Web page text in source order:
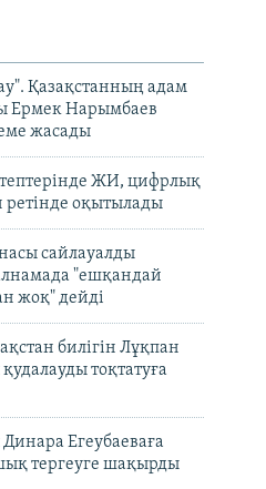
Қазақстанның адам
Ермек Нарымбаев
жасады
ЖИ, цифрлық
ретінде оқытылады
сайлауалды
"ешқандай
жоқ" дейді
билігін Лұқпан
тоқтатуға
Динара Егеубаеваға
тергеуге шақырды